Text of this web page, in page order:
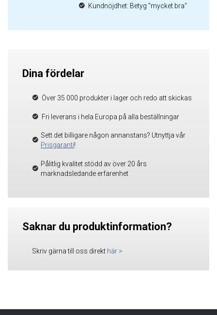
Kundnöjdhet: Betyg "mycket bra"
Dina fördelar
Över 35 000 produkter i lager och redo att skickas
Fri leverans i hela Europa på alla beställningar
Sett det billigare någon annanstans? Utnyttja vår
Prisgaranti!
Pålitlig kvalitet stödd av över 20 års
marknadsledande erfarenhet
Saknar du produktinformation?
Skriv gärna till oss direkt här >